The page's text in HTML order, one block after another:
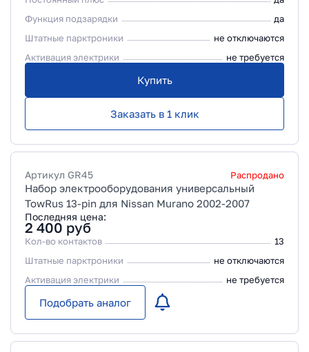
Функция подзарядки
да
Штатные парктроники
не отключаются
Активация электрики
не требуется
Купить
Заказать в 1 клик
Артикул GR45 Распродано
Набор электрооборудования универсальный
TowRus 13-pin для Nissan Murano 2002-2007
Последняя цена:
2 400 руб
Кол-во контактов
13
Штатные парктроники
не отключаются
Активация электрики
не требуется
Подобрать аналог